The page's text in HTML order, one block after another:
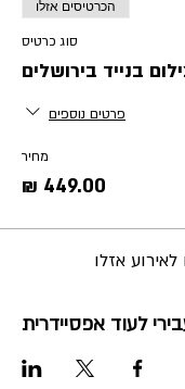
הכרטיסים אזלו
סוג כרטיס
בנייד בירושלים
פרטים נוספים
מחיר
אזלו
לעוד אפסיידרית